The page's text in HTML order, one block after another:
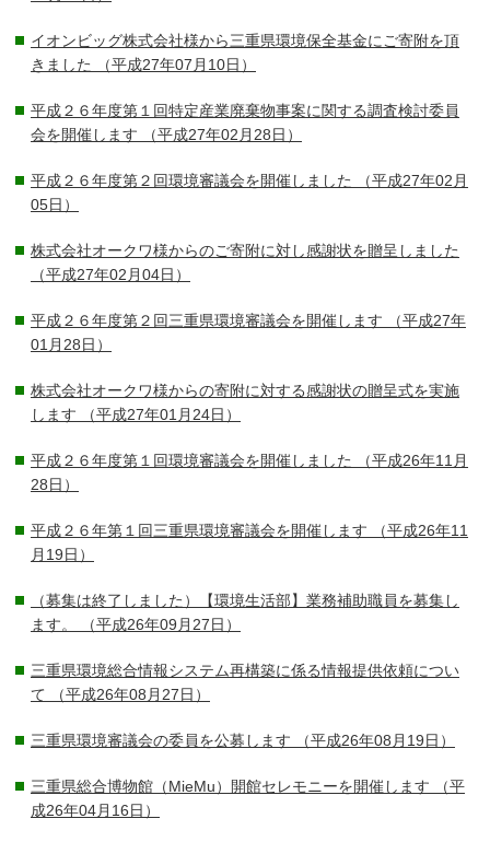
イオンビッグ株式会社様から三重県環境保全基金にご寄附を頂
きました
（平成27年07月10日）
平成２６年度第１回特定産業廃棄物事案に関する調査検討委員
会を開催します （平成27年02月28日）
平成２６年度第２回環境審議会を開催しました
（平成27年02月
05日）
株式会社オークワ様からのご寄附に対し感謝状を贈呈しました
（平成27年02月04日）
平成２６年度第２回三重県環境審議会を開催します （平成27年
01月28日）
株式会社オークワ様からの寄附に対する感謝状の贈呈式を実施
します （平成27年01月24日）
平成２６年度第１回環境審議会を開催しました
（平成26年11月
28日）
平成２６年第１回三重県環境審議会を開催します （平成26年11
月19日）
（募集は終了しました）【環境生活部】業務補助職員を募集し
ます。
（平成26年09月27日）
三重県環境総合情報システム再構築に係る情報提供依頼につい
て （平成26年08月27日）
三重県環境審議会の委員を公募します （平成26年08月19日）
三重県総合博物館（MieMu）開館セレモニーを開催します （平
成26年04月16日）